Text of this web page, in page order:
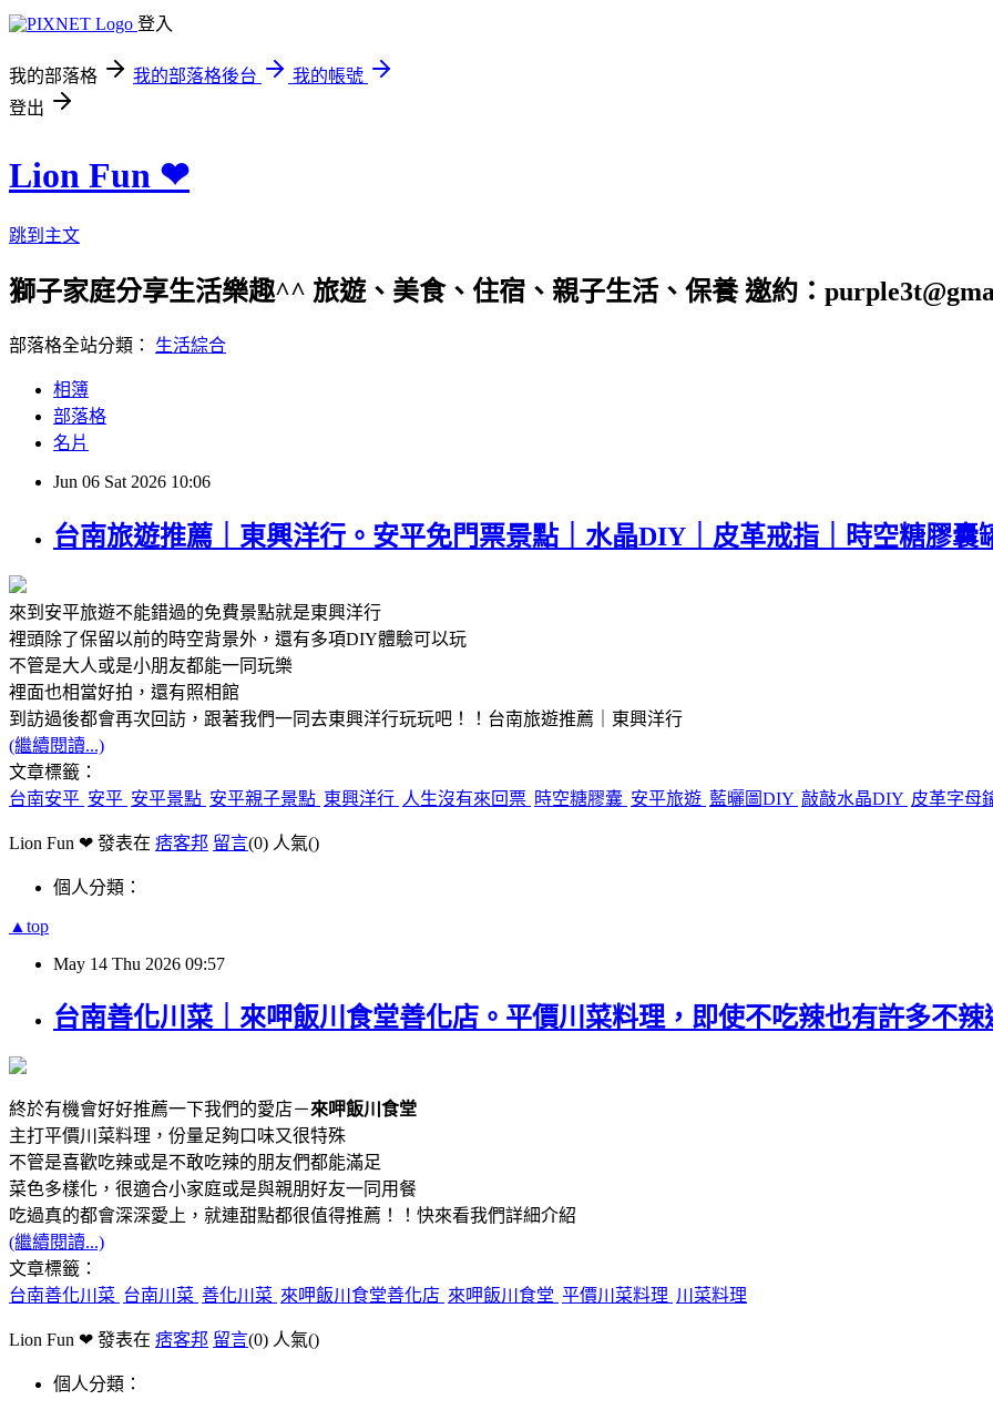
登入
我的部落格 我的部落格後台
我的帳號
登出
Lion Fun ❤
跳到主文
獅子家庭分享生活樂趣^^ 旅遊、美食、住宿、親子生活、保養 邀約：
部落格全站分類： 生活綜合
相簿
部落格
名片
Jun 06 Sat 2026 10:06
台南旅遊推薦｜東興洋行。安平免門票景點｜水晶DIY｜皮革戒指｜時空糖膠囊
來到安平旅遊不能錯過的免費景點就是東興洋行
裡頭除了保留以前的時空背景外，還有多項DIY體驗可以玩
不管是大人或是小朋友都能一同玩樂
裡面也相當好拍，還有照相館
到訪過後都會再次回訪，跟著我們一同去東興洋行玩玩吧！！台南旅遊推薦｜東興洋行
(繼續閱讀...)
文章標籤：
台南安平 安平 安平景點 安平親子景點 東興洋行 人生沒有來回票 時空糖膠囊 安平旅遊 藍曬圖DIY 敲敲水晶DIY 皮革字母
Lion Fun ❤ 發表在 痞客邦 留言(0) 人氣()
個人分類：
▲top
May 14 Thu 2026 09:57
台南善化川菜｜來呷飯川食堂善化店。平價川菜料理，即使不吃辣也有許多不辣
終於有機會好好推薦一下我們的愛店－來呷飯川食堂
主打平價川菜料理，份量足夠口味又很特殊
不管是喜歡吃辣或是不敢吃辣的朋友們都能滿足
菜色多樣化，很適合小家庭或是與親朋好友一同用餐
吃過真的都會深深愛上，就連甜點都很值得推薦！！快來看我們詳細介紹
(繼續閱讀...)
文章標籤：
台南善化川菜 台南川菜 善化川菜 來呷飯川食堂善化店 來呷飯川食堂 平價川菜料理 川菜料理
Lion Fun ❤ 發表在 痞客邦 留言(0) 人氣()
個人分類：